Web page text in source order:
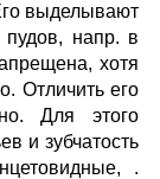
выделывают
напр. в
хотя
Отличить его
Для этого
и зубчатость
.